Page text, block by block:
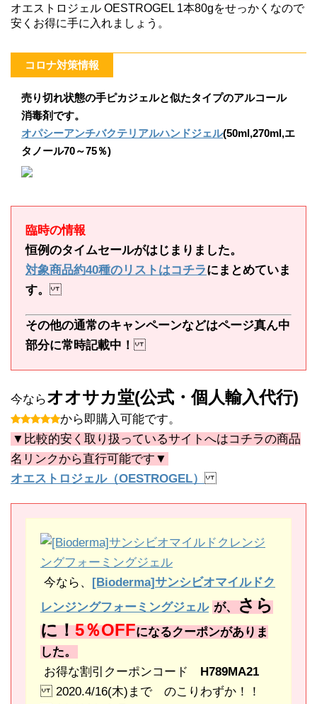
オエストロジェル OESTROGEL 1本80gをせっかくなので
安くお得に手に入れましょう。
コロナ対策情報
売り切れ状態の手ピカジェルと似たタイプのアルコール
消毒剤です。
オパシーアンチバクテリアルハンドジェル(50ml,270ml,エ
タノール70～75％)
臨時の情報
恒例のタイムセールがはじまりました。
対象商品約40種のリストはコチラにまとめていま
す。
その他の通常のキャンペーンなどはページ真ん中
部分に常時記載中！
今ならオオサカ堂(公式・個人輸入代行)
から即購入可能です。
▼比較的安く取り扱っているサイトへはコチラの商品
名リンクから直行可能です▼
オエストロジェル（OESTROGEL）
今なら、 [Bioderma]サンシビオマイルドク
レンジングフォーミングジェル が、 さら
に！5％OFFになるクーポンがありま
した。
お得な割引クーポンコード H789MA21
2020.4/16(木)まで のこりわずか！！